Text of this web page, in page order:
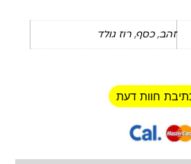
זהב,כסף,רוז גולד
חוות דעת